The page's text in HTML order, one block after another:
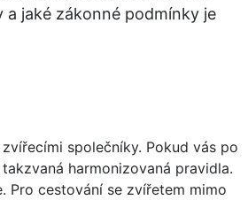
jaké zákonné podmínky je
společníky. Pokud vás po
harmonizovaná pravidla.
Pro cestování se zvířetem mimo